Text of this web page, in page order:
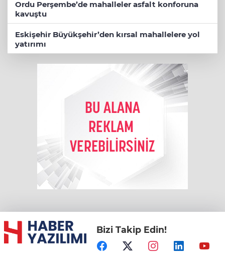
Ordu Perşembe’de mahalleler asfalt konforuna
kavuştu
Eskişehir Büyükşehir’den kırsal mahallelere yol
yatırımı
Bizi Takip Edin!